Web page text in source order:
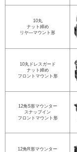
10丸
ナット締め
リヤ―マウント形
10丸ドレスガード
ナット締め
フロントマウント形
12角S形マウンター
スナップイン
フロントマウント形
12角R形マウンター